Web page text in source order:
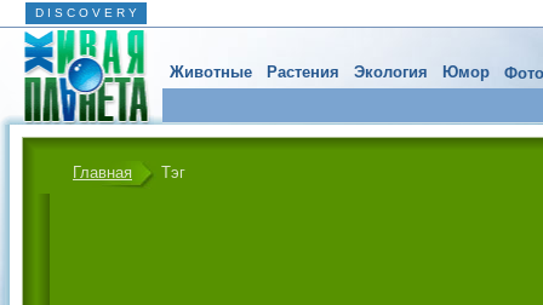
D I S C O V E R Y
Животные Растения Экология Юмор
Главная Тэг